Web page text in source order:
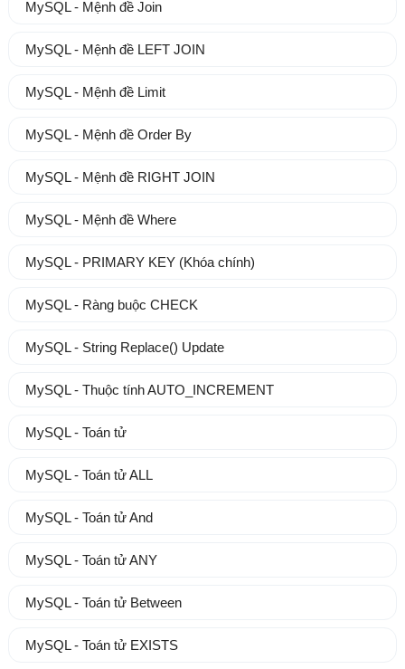
MySQL - Mệnh đề Join
MySQL - Mệnh đề LEFT JOIN
MySQL - Mệnh đề Limit
MySQL - Mệnh đề Order By
MySQL - Mệnh đề RIGHT JOIN
MySQL - Mệnh đề Where
MySQL - PRIMARY KEY (Khóa chính)
MySQL - Ràng buộc CHECK
MySQL - String Replace() Update
MySQL - Thuộc tính AUTO_INCREMENT
MySQL - Toán tử
MySQL - Toán tử ALL
MySQL - Toán tử And
MySQL - Toán tử ANY
MySQL - Toán tử Between
MySQL - Toán tử EXISTS